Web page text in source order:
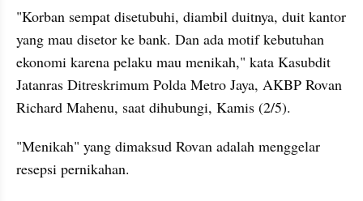
"Korban sempat disetubuhi, diambil duitnya, duit kantor
yang mau disetor ke bank. Dan ada motif kebutuhan
ekonomi karena pelaku mau menikah," kata Kasubdit
Jatanras Ditreskrimum Polda Metro Jaya, AKBP Rovan
Richard Mahenu, saat dihubungi, Kamis (2/5).
"Menikah" yang dimaksud Rovan adalah menggelar
resepsi pernikahan.